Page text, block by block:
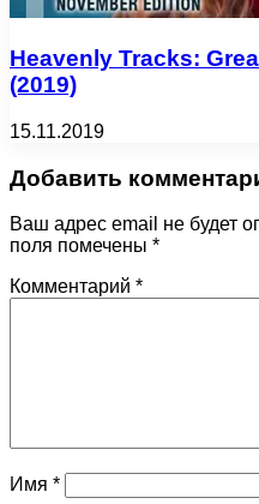
Heavenly Tracks:
(2019)
15.11.2019
Добавить
Ваш адрес email не будет
поля помечены *
Комментарий *
Имя *